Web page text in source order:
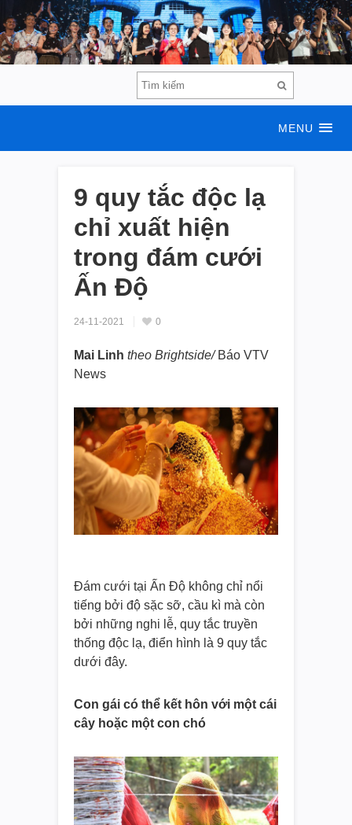
MENU
9 quy tắc độc lạ
chỉ xuất hiện
trong đám cưới
Ấn Độ
24-11-2021 0
Mai Linh theo Brightside/ Báo VTV
News
Đám cưới tại Ấn Độ không chỉ nổi
tiếng bởi độ sặc sỡ, cầu kì mà còn
bởi những nghi lễ, quy tắc truyền
thống độc lạ, điển hình là 9 quy tắc
dưới đây.
Con gái có thể kết hôn với một cái
cây hoặc một con chó